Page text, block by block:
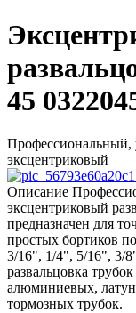
45
Профессиональный,
эксцентриковый
Описание
эксцентриковый
предназначен для
простых бортиков
3/16", 1/4", 5/16", 3/
развальцовка
алюминиевых,
тормозных трубок.